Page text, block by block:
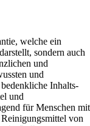
welche ein
sondern auch
und
und
Inhalts-
und
für Menschen mit
von